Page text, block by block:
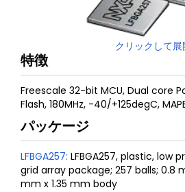
クリックして展
特徴
Freescale 32-bit MCU, Dual core
Flash, 180MHz, -40/+125degC,
パッケージ
LFBGA257: LFBGA257, plastic, low
grid array package; 257 balls; 0.8
mm x 1.35 mm body